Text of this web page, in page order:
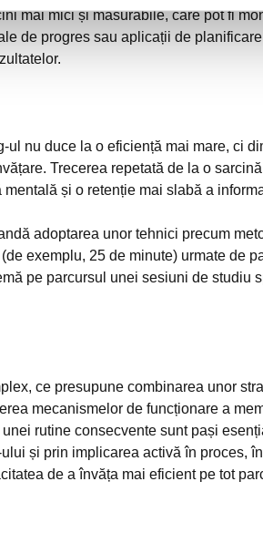
mai mici și măsurabile, care pot fi
de progres sau aplicații de
ul nu duce la o eficiență mai mare, ci
Trecerea repetată de la o
și o retenție mai slabă a
adoptarea unor tehnici precum
exemplu, 25 de minute) urmate de
pe parcursul unei sesiuni de studiu
ce presupune combinarea unor
mecanismelor de funcționare a
rutine consecvente sunt pași
și prin implicarea activă în proces,
de a învăța mai eficient pe tot